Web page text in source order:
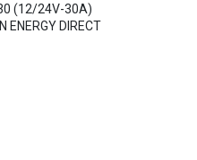
(12/24V-30A)
ENERGY DIRECT